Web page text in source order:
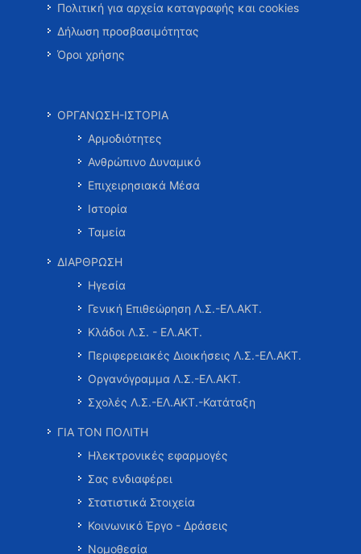
Πολιτική για αρχεία καταγραφής και cookies
Δήλωση προσβασιμότητας
Όροι χρήσης
ΟΡΓΑΝΩΣΗ-ΙΣΤΟΡΙΑ
Αρμοδιότητες
Ανθρώπινο Δυναμικό
Επιχειρησιακά Μέσα
Ιστορία
Ταμεία
ΔΙΑΡΘΡΩΣΗ
Ηγεσία
Γενική Επιθεώρηση Λ.Σ.-ΕΛ.ΑΚΤ.
Κλάδοι Λ.Σ. - ΕΛ.ΑΚΤ.
Περιφερειακές Διοικήσεις Λ.Σ.-ΕΛ.ΑΚΤ.
Οργανόγραμμα Λ.Σ.-ΕΛ.ΑΚΤ.
Σχολές Λ.Σ.-ΕΛ.ΑΚΤ.-Κατάταξη
ΓΙΑ ΤΟΝ ΠΟΛΙΤΗ
Ηλεκτρονικές εφαρμογές
Σας ενδιαφέρει
Στατιστικά Στοιχεία
Κοινωνικό Έργο - Δράσεις
Νομοθεσία